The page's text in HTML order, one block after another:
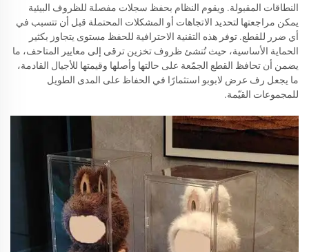
النطاقات المقبولة. ويقوم النظام بحفظ سجلات مفصلة للظروف البيئية
يمكن مراجعتها لتحديد الاتجاهات أو المشكلات المحتملة قبل أن تتسبب في
أي ضرر للقطع. توفر هذه التقنية الاحترافية للحفظ مستوى يتجاوز بكثير
الحماية الأساسية، حيث تُنشئ ظروف تخزين ترقى إلى معايير المتاحف، ما
يضمن أن تحافظ القطع الجمّعة على حالتها وأصلها وقيمتها للأجيال القادمة،
ما يجعل رف عرض لابوبو استثمارًا في الحفاظ على المدى الطويل
للمجموعات القيّمة.